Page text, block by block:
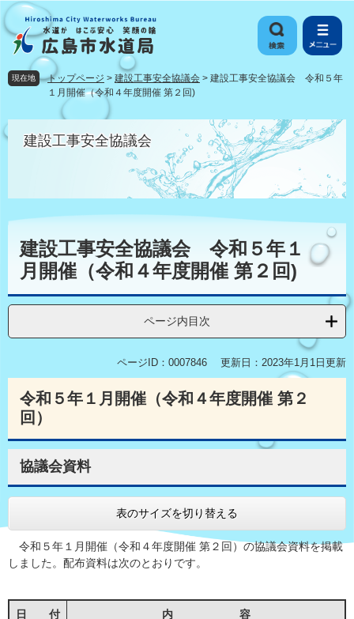
ペ
ー
先
。
メ
ニ
を
て
現在地 トップページ > 建設工事安全協議会 > 建設工事安全協議会 令和５年
１月開催（令和４年度開催 第２回)
建設工事安全協議会
本
建設工事安全協議会 令和５年１
月開催（令和４年度開催 第２回)
ページ内目次
ページID：0007846 更新日：2023年1月1日更新
令和５年１月開催（令和４年度開催 第２
回）
協議会資料
表のサイズを切り替える
令和５年１月開催（令和４年度開催 第２回）の協議会資料を掲載
しました。配布資料は次のとおりです。
日 付 内 容